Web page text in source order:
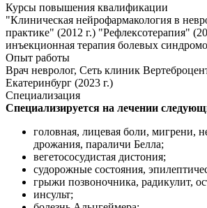
Курсы повышения квалификации
"Клиническая нейрофармакология в
практике" (2012 г.) "Рефлексотерапия"
инъекционная терапия болевых
Опыт работы
Врач невролог, Сеть клиник
Екатеринбург (2023 г.)
Специализация
Специализируется на лечении
головная, лицевая боли, мигрени,
дрожания, параличи Белла;
вегетососудистая дистония;
судорожные состояния,
грыжи позвоночника, радикулит,
инсульт;